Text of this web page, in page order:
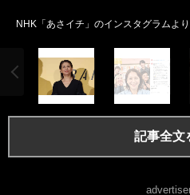
NHK「あさイチ」のインスタグラムより
記事全文